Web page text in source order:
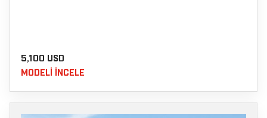
5,100 USD
MODELI INCELE